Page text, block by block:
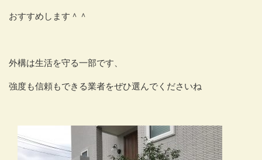
おすすめします＾＾
外構は生活を守る一部です、
強度も信頼もできる業者をぜひ選んでくださいね